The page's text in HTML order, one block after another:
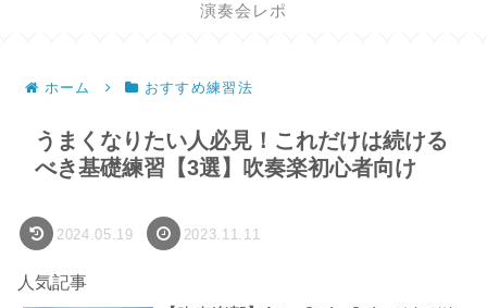
演奏会レポ
ホーム おすすめ練習法
うまくなりたい人必見！これだけは続ける
べき基礎練習【3選】吹奏楽初心者向け
2024.05.19 2023.11.11
人気記事